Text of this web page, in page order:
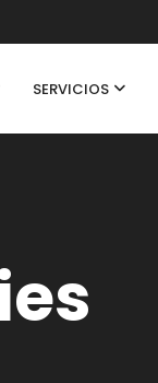
SERVICIOS